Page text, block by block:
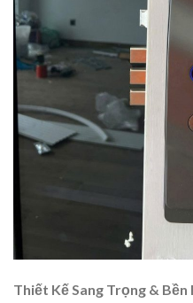
Thiết Kế Sang Trọng & Bền